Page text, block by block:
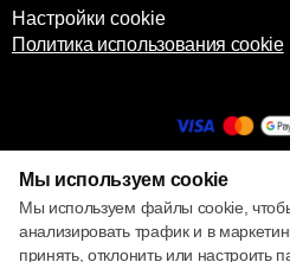
Настройки cookie
Политика использования cookie
© 2013 – 2026
Мы используем cookie
Мы используем файлы cookie,
анализировать трафик и в
принять, отклонить или настроить